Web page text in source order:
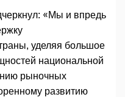
«Мы и впредь
уделяя большое
национальной
рыночных
развитию